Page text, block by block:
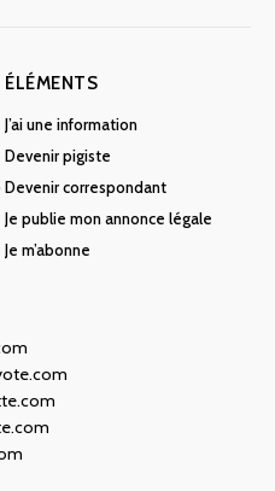
ÉLÉMENTS
J’ai une information
Devenir pigiste
Devenir correspondant
Je publie mon annonce légale
Je m’abonne